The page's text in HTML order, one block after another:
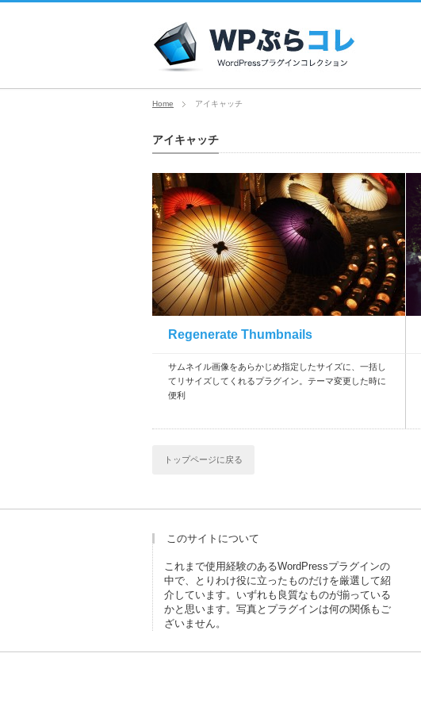
Home アイキャッチ
アイキャッチ
Regenerate Thumbnails
サムネイル画像をあらかじめ指定したサイズに、一括し
てリサイズしてくれるプラグイン。テーマ変更した時に
便利
トップページに戻る
このサイトについて
これまで使用経験のあるWordPressプラグインの
中で、とりわけ役に立ったものだけを厳選して紹
介しています。いずれも良質なものが揃っている
かと思います。写真とプラグインは何の関係もご
ざいません。